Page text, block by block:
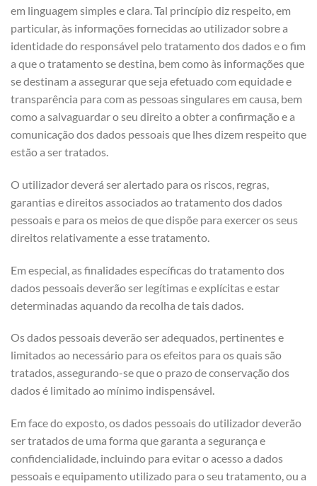
em linguagem simples e clara. Tal princípio diz respeito, em
particular, às informações fornecidas ao utilizador sobre a
identidade do responsável pelo tratamento dos dados e o fim
a que o tratamento se destina, bem como às informações que
se destinam a assegurar que seja efetuado com equidade e
transparência para com as pessoas singulares em causa, bem
como a salvaguardar o seu direito a obter a confirmação e a
comunicação dos dados pessoais que lhes dizem respeito que
estão a ser tratados.
O utilizador deverá ser alertado para os riscos, regras,
garantias e direitos associados ao tratamento dos dados
pessoais e para os meios de que dispõe para exercer os seus
direitos relativamente a esse tratamento.
Em especial, as finalidades específicas do tratamento dos
dados pessoais deverão ser legítimas e explícitas e estar
determinadas aquando da recolha de tais dados.
Os dados pessoais deverão ser adequados, pertinentes e
limitados ao necessário para os efeitos para os quais são
tratados, assegurando-se que o prazo de conservação dos
dados é limitado ao mínimo indispensável.
Em face do exposto, os dados pessoais do utilizador deverão
ser tratados de uma forma que garanta a segurança e
confidencialidade, incluindo para evitar o acesso a dados
pessoais e equipamento utilizado para o seu tratamento, ou a